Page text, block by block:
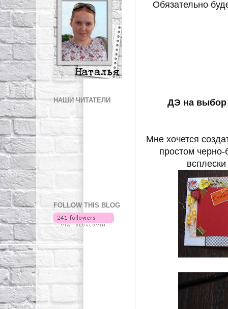
Обязательно
ДЭ на выбор
Мне хочется
простом
НАШИ ЧИТАТЕЛИ
FOLLOW THIS BLOG